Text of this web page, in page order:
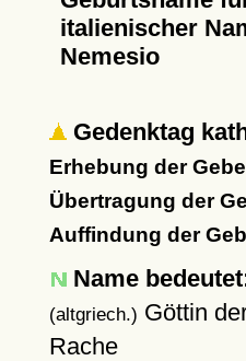
italienischer
Nemesio
Gedenktag
Erhebung der
Übertragung der
Auffindung der
Name
(altgriech.) Göttin
Rache